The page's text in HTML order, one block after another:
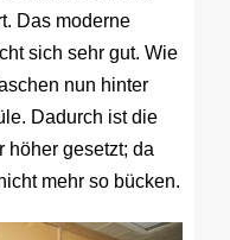
Das moderne
sich sehr gut. Wie
nun hinter
Dadurch ist die
höher gesetzt; da
mehr so bücken.